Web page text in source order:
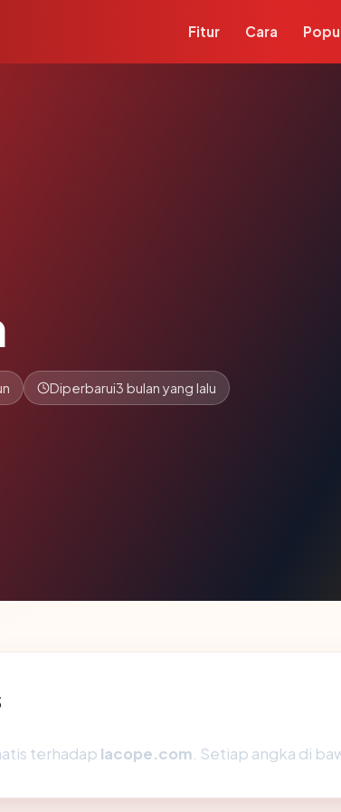
Fitur Cara
Diperbarui3 bulan yang lalu
terhadap lacope.com . Setiap angka di